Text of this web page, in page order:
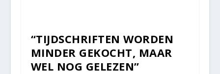
“TIJDSCHRIFTEN WORDEN
MINDER GEKOCHT, MAAR
WEL NOG GELEZEN”